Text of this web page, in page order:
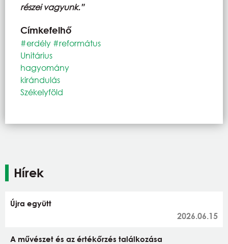
részei vagyunk.”
Címkefelhő
#erdély #református
Unitárius
hagyomány
kirándulás
Székelyföld
Hírek
Újra együtt
2026.06.15
A művészet és az értékőrzés találkozása